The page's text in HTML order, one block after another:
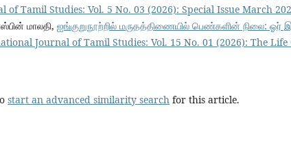
of Tamil Studies: Vol. 5 No. 03 (2026): Special Issue March
மாலதி, ஐங்குறுநூற்றில் மருதத்திணையில் பெண்களின் நிலை: ஓர்
Journal of Tamil Studies: Vol. 15 No. 01 (2026): The Life
start an advanced similarity search for this article.